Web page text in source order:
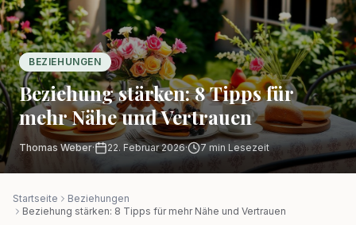
BEZIEHUNGEN
Beziehung stärken: 8 Tipps für
mehr Nähe und Vertrauen
Thomas Weber· 22. Februar 2026· 7 min Lesezeit
Startseite
Beziehungen
Beziehung stärken: 8 Tipps für mehr Nähe und Vertrauen